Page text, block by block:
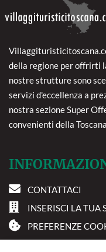
della regione per offrirti
nostre strutture sono
servizi d'eccellenza a
nostra sezione Super
convenienti della
CONTATTACI
INSERISCI LA TUA
PREFERENZE